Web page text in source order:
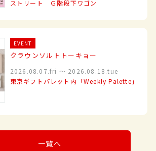
ストリート Ｇ階段下ワゴン
EVENT
クラウンソルトトーキョー
2026.08.07.fri 〜 2026.08.18.tue
東京ギフトパレット内「Weekly Palette」
一覧へ